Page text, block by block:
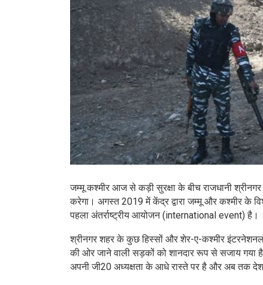
जम्मू कश्मीर आज से कड़ी सुरक्षा के बीच राजधानी
करेगा। अगस्त 2019 में केंद्र द्वारा जम्मू और कश्मीर के
पहला अंतर्राष्ट्रीय आयोजन (international event) है।
श्रीनगर शहर के कुछ हिस्सों और शेर-ए-कश्मीर
की ओर जाने वाली सड़कों को शानदार रूप से सजाय गया
अपनी जी20 अध्यक्षता के आधे रास्ते पर है और अब तक